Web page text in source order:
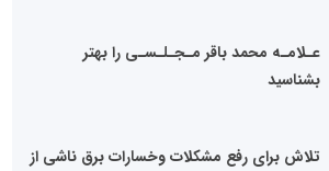
عـلامـه محمد باقر مـجـلـسـی را بهتر
بشناسید
تلاش برای رفع مشکلات وخسارات برق ناشی از